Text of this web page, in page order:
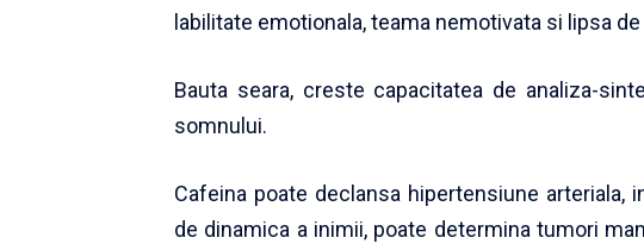
labilitate emotionala, teama nemotivata si lipsa
Bauta seara, creste capacitatea de analiza-
somnului.
Cafeina poate declansa hipertensiune arteriala,
de dinamica a inimii, poate determina tumori